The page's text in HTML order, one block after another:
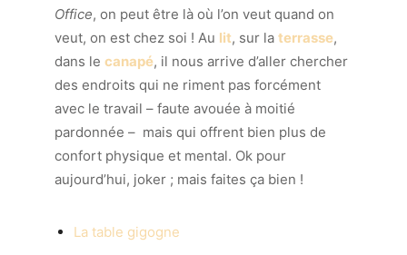
Office, on peut être là où l’on veut quand on
veut, on est chez soi ! Au lit, sur la terrasse,
dans le canapé, il nous arrive d’aller chercher
des endroits qui ne riment pas forcément
avec le travail – faute avouée à moitié
pardonnée – mais qui offrent bien plus de
confort physique et mental. Ok pour
aujourd’hui, joker ; mais faites ça bien !
La table gigogne